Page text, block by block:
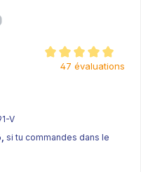
Note moyenne de 5
47 évaluations
V
si tu commandes dans le